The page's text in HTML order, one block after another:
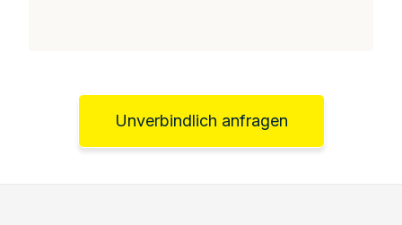
Unverbindlich anfragen